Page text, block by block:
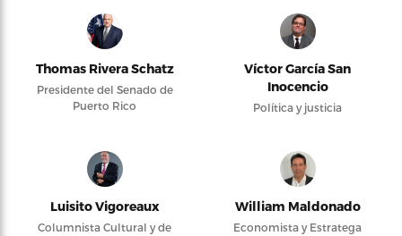
Thomas Rivera Schatz
Presidente del Senado de
Puerto Rico
Víctor García San
Inocencio
Política y justicia
Luisito Vigoreaux
Columnista Cultural y de
William Maldonado
Economista y Estratega